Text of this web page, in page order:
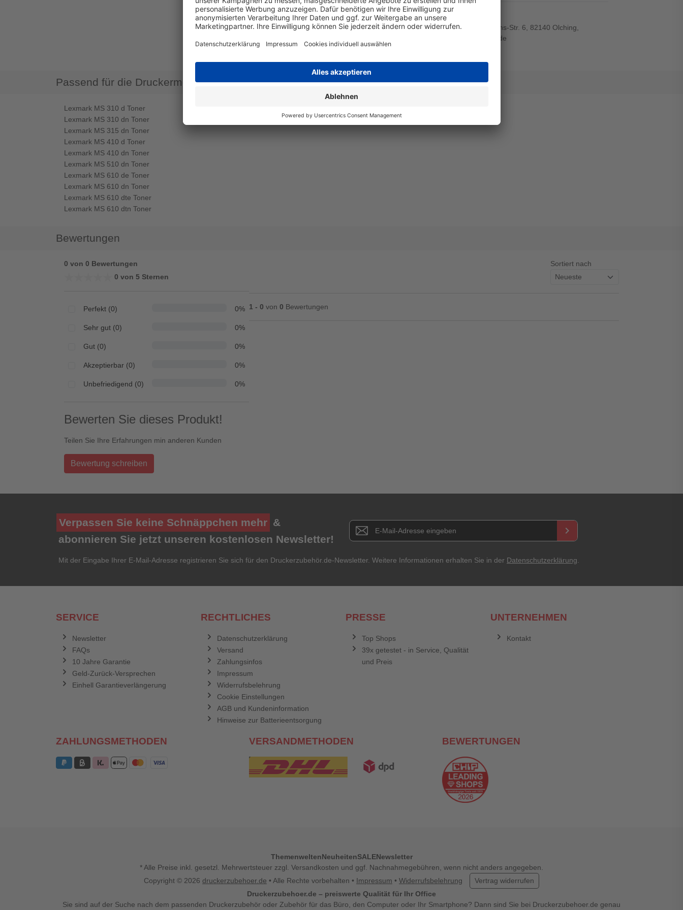
Angaben zum Hersteller
Wiegand & Partner GmbH, Werner-von-Siemens-Str. 6, 82140 Olching,
Deutschland, E-Mail: service@wiegand-gmbh.de
Passend für die Druckermodelle
Lexmark MS 310 d Toner
Lexmark MS 310 dn Toner
Lexmark MS 315 dn Toner
Lexmark MS 410 d Toner
Lexmark MS 410 dn Toner
Lexmark MS 510 dn Toner
Lexmark MS 610 de Toner
Lexmark MS 610 dn Toner
Lexmark MS 610 dte Toner
Lexmark MS 610 dtn Toner
Bewertungen
0 von 0 Bewertungen
0 von 5 Sternen
Perfekt (0) 0%
Sehr gut (0) 0%
Gut (0) 0%
Akzeptierbar (0) 0%
Unbefriedigend (0) 0%
Bewerten Sie dieses Produkt!
Teilen Sie Ihre Erfahrungen min anderen Kunden
Bewertung schreiben
Sortiert nach
1 - 0 von 0 Bewertungen
Bewertung abschicken
Verpassen Sie keine Schnäppchen mehr &
abonnieren Sie jetzt unseren kostenlosen Newsletter!
Newsletter E-Mail Adresse keyboard_arrow_right
Mit der Eingabe Ihrer E-Mail-Adresse registrieren Sie sich für den Druckerzubehör.de-Newsletter. Weitere Informationen erhalten Sie in der Datenschutzerklärung
SERVICE
Newsletter
FAQs
10 Jahre Garantie
Geld-Zurück-Versprechen
Einhell Garantieverlängerung
RECHTLICHES
Datenschutzerklärung
Versand
Zahlungsinfos
Impressum
Widerrufsbelehrung
Cookie Einstellungen
AGB und Kundeninformation
Hinweise zur Batterieentsorgung
PRESSE
Top Shops
39x getestet - in Service, Qualität
und Preis
UNTERNEHMEN
Kontakt
ZAHLUNGSMETHODEN VERSANDMETHODEN BEWERTUNGEN
ThemenweltenNeuheitenSALENewsletter
* Alle Preise inkl. gesetzl. Mehrwertsteuer zzgl. Versandkosten und ggf. Nachnahmegebühren, wenn nicht anders angegeben.
Copyright © 2026 druckerzubehoer.de • Alle Rechte vorbehalten • Impressum • Widerrufsbelehrung
Vertrag widerrufen
Druckerzubehoer.de – preiswerte Qualität für Ihr Office
Sie sind auf der Suche nach dem passenden Druckerzubehör oder Zubehör für das Büro, den Computer oder Ihr Smartphone? Dann sind Sie bei Druckerzubehoer.de genau